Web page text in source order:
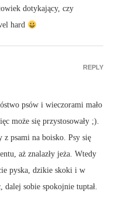
dotykający, czy
hard
psów i wieczorami mało
może się przystosowały ;).
psami na boisko. Psy się
aż znalazły jeża. Wtedy
pyska, dzikie skoki i w
dalej sobie spokojnie tuptał.
REPLY